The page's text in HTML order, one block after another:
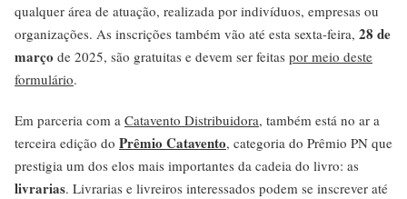
qualquer área de atuação, realizada por indivíduos, empresas ou
organizações. As inscrições também vão até esta sexta-feira, 28 de
março de 2025, são gratuitas e devem ser feitas por meio deste
formulário.
Em parceria com a Catavento Distribuidora, também está no ar a
terceira edição do Prêmio Catavento, categoria do Prêmio PN que
prestigia um dos elos mais importantes da cadeia do livro: as
livrarias. Livrarias e livreiros interessados podem se inscrever até